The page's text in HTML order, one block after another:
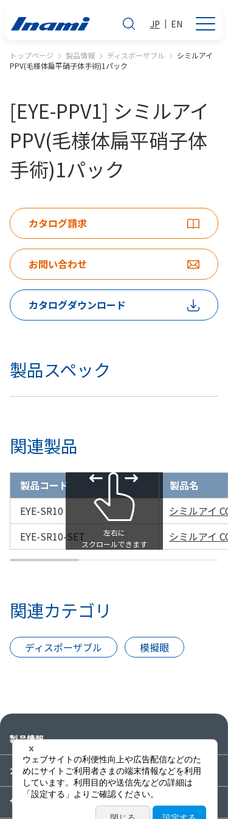
JP EN
トップページ 製品情報 ディスポーザブル
シミルアイ
PPV(毛様体扁平硝子体手術)1パック
[EYE-PPV1] シミルアイ
PPV(毛様体扁平硝子体
手術)1パック
カタログ請求
お問い合わせ
カタログダウンロード
製品スペック
関連製品
製品コード
製品名
EYE-SR10
シミルアイ
EYE-SR10-SET
シミルアイ
関連カテゴリ
ディスポーザブル 模擬眼
製品情報
カタログ・動画・論文
サービス案内